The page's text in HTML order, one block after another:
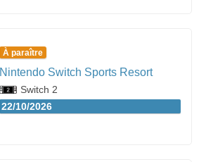
À paraître
Nintendo Switch Sports Resort
Switch 2
22/10/2026